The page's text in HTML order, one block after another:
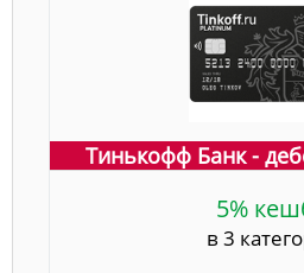
Тинькофф Банк -
5%
в 3